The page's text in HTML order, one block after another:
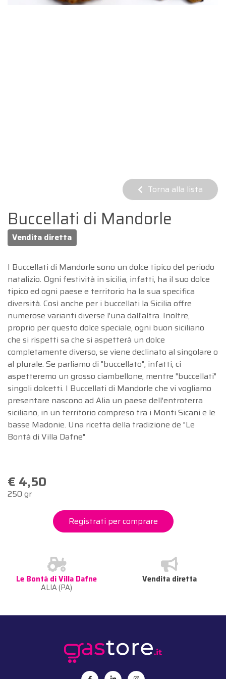
Torna alla lista
Buccellati di Mandorle
Vendita diretta
I Buccellati di Mandorle sono un dolce tipico del periodo
natalizio. Ogni festività in sicilia, infatti, ha il suo dolce
tipico ed ogni paese e territorio ha la sua specifica
diversità. Così anche per i buccellati la Sicilia offre
numerose varianti diverse l'una dall'altra. Inoltre,
proprio per questo dolce speciale, ogni buon siciliano
che si rispetti sa che si aspetterà un dolce
completamente diverso, se viene declinato al singolare o
al plurale. Se parliamo di "buccellato", infatti, ci
aspetteremo un grosso ciambellone, mentre "buccellati"
singoli dolcetti. I Buccellati di Mandorle che vi vogliamo
presentare nascono ad Alia un paese dell'entroterra
siciliano, in un territorio compreso tra i Monti Sicani e le
basse Madonie. Una ricetta della tradizione de "Le
Bontà di Villa Dafne"
€ 4,50
250 gr
Registrati per comprare
Le Bontà di Villa Dafne
ALIA (PA)
Vendita diretta